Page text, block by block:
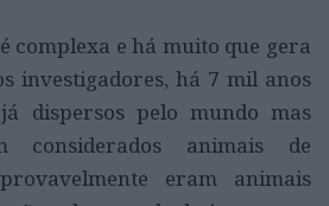
complexa e há muito que gera
investigadores, há 7 mil anos
dispersos pelo mundo mas
considerados animais de
eram animais